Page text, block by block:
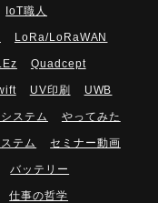
IoT職人
LoRa/LoRaWAN
Quadcept
UV印刷 UWB
ステム やってみた
テム セミナー動画
バッテリー
仕事の哲学